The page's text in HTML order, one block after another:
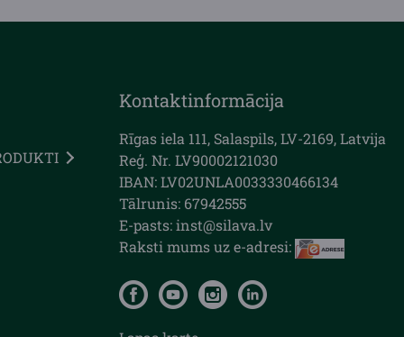
Kontaktinformācija
Rīgas iela 111, Salaspils, LV-2169, Latvija
Reģ. Nr. LV90002121030
IBAN: LV02UNLA0033330466134
Tālrunis: 67942555
E-pasts: inst@silava.lv
Raksti mums uz e-adresi: